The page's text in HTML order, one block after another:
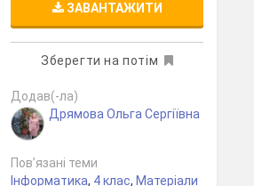
ЗАВАНТАЖИТИ
Зберегти на потім
Додав(-ла)
Дрямова Ольга Сергіївна
Пов’язані теми
Інформатика, 4 клас, Матеріали